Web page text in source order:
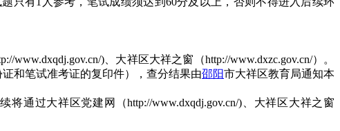
)、大祥区大祥之窗（http://www.dxzc.gov.cn/）。
和笔试准考证的复印件），查分结果由邵阳市大祥区教育局通知本
通过大祥区党建网（http://www.dxqdj.gov.cn/)、大祥区大祥之窗